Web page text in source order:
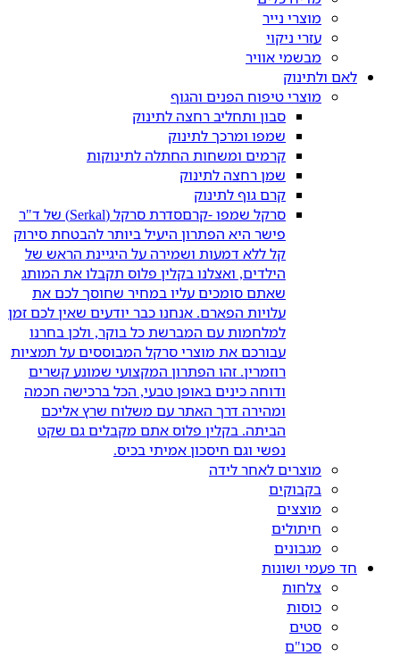
מוצרי נייר
עזרי ניקוי
מבשמי אוויר
לאם ולתינוק
מוצרי טיפוח הפנים והגוף
סבון ותחליב רחצה לתינוק
שמפו ומרכך לתינוק
קרמים ומשחות החתלה לתינוקות
שמן רחצה לתינוק
קרם גוף לתינוק
סרקל שמפו -קרם
סדרת סרקל (Serkal) של ד"ר
פישר היא הפתרון היעיל ביותר להבטחת סירוק
קל ללא דמעות ושמירה על היגיינת הראש של
הילדים, ואצלנו בקלין פלוס תקבלו את המותג
שאתם סומכים עליו במחיר שחוסך לכם את
עלויות הפארם. אנחנו כבר יודעים שאין לכם זמן
למלחמות עם המברשת כל בוקר, ולכן בחרנו
עבורכם את מוצרי סרקל המבוססים על תמציות
רוזמרין. זהו הפתרון המקצועי שמונע קשרים
ודוחה כינים באופן טבעי, הכל ברכישה חכמה
ומהירה דרך האתר עם משלוח שרץ אליכם
הביתה. בקלין פלוס אתם מקבלים גם שקט
נפשי וגם חיסכון אמיתי בכיס.
מוצרים לאחר לידה
בקבוקים
מוצצים
חיתולים
מגבונים
חד פעמי ושונות
צלחות
כוסות
סטים
סכו"ם